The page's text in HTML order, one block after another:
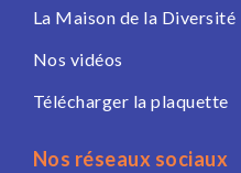
La Maison de la Diversité
Nos vidéos
Télécharger la plaquette
Nos réseaux sociaux